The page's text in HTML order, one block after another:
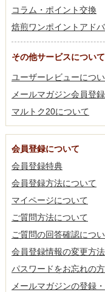
コラム・ポイント交換
焙煎ワンポイントアド
その他サービスについて
ユーザーレビューにつ
メールマガジン会員登録
マルトク20について
会員登録について
会員登録特典
会員登録方法について
マイページについて
ご質問方法について
ご質問の回答確認につ
会員登録情報の変更方法
パスワードをお忘れの
メールマガジンの登録